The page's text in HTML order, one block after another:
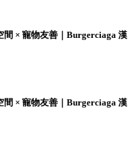
間 × 寵物友善｜Burgerciaga 漢
間 × 寵物友善｜Burgerciaga 漢